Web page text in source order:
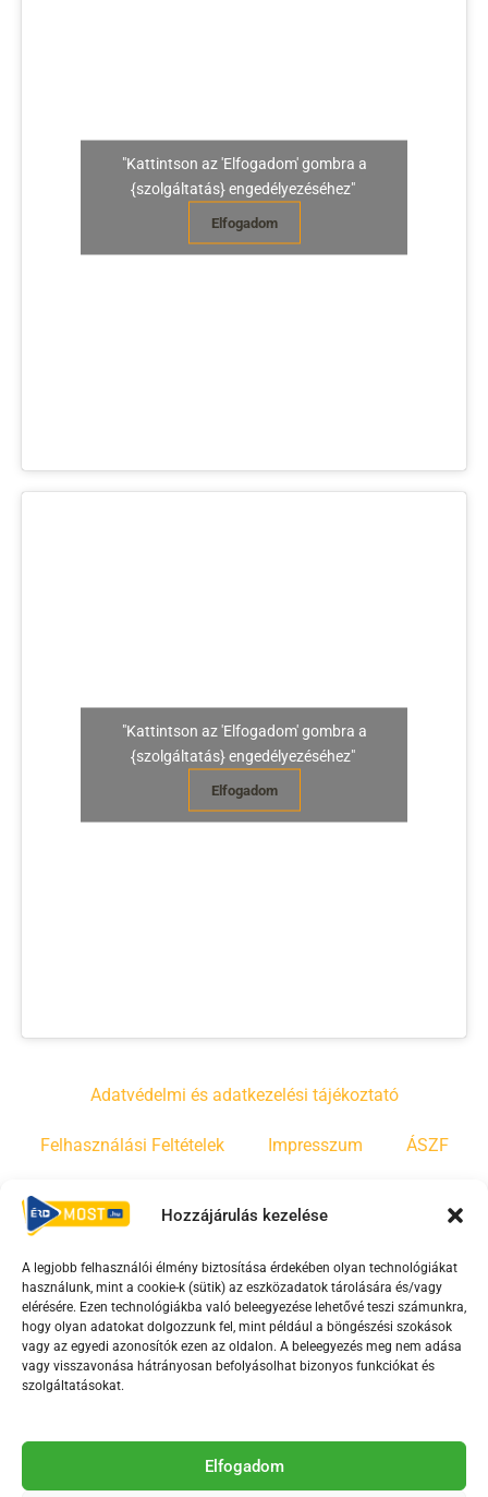
Hozzájárulás kezelése
A legjobb felhasználói élmény biztosítása érdekében olyan technológiákat
használunk, mint a cookie-k (sütik) az eszközadatok tárolására és/vagy
elérésére. Ezen technológiákba való beleegyezése lehetővé teszi számunkra,
hogy olyan adatokat dolgozzunk fel, mint például a böngészési szokások
vagy az egyedi azonosítók ezen az oldalon. A beleegyezés meg nem adása
vagy visszavonása hátrányosan befolyásolhat bizonyos funkciókat és
szolgáltatásokat.
Elfogadom
"Kattintson az 'Elfogadom' gombra a
{szolgáltatás} engedélyezéséhez"
Elfogadom
"Kattintson az 'Elfogadom' gombra a
{szolgáltatás} engedélyezéséhez"
Elfogadom
Adatvédelmi és adatkezelési tájékoztató
Felhasználási Feltételek Impresszum ÁSZF
Irányelvek
F
a
c
e
b
o
Y
o
u
t
u
e
T
i
k
t
Az Érd Média médiaszolgáltatási tevékenységét a
Médiatanács a Magyar Média Mecenatúra program